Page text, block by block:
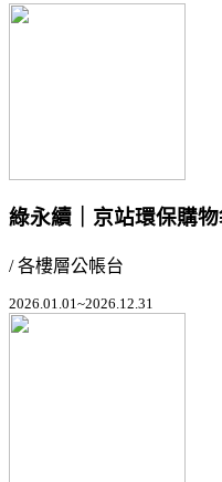
綠永續｜京站環保購
/ 各樓層公帳台
2026.01.01~2026.12.31